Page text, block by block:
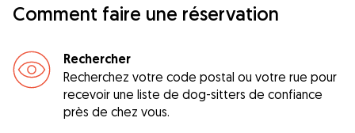
Comment faire une réservation
Rechercher
Recherchez votre code postal ou votre rue pour
recevoir une liste de dog-sitters de confiance
près de chez vous.